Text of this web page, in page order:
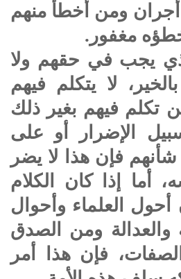
ومن أخطأ منهم
مغفور.
يجب في حقهم ولا
لا يتكلم فيهم
تكلم فيهم بغير ذلك
الإضرار أو على
فإن هذا لا يضر
أما إذا كان الكلام
أحول العلماء وأحوال
والعدالة ومن الصدق
فإن هذا أمر